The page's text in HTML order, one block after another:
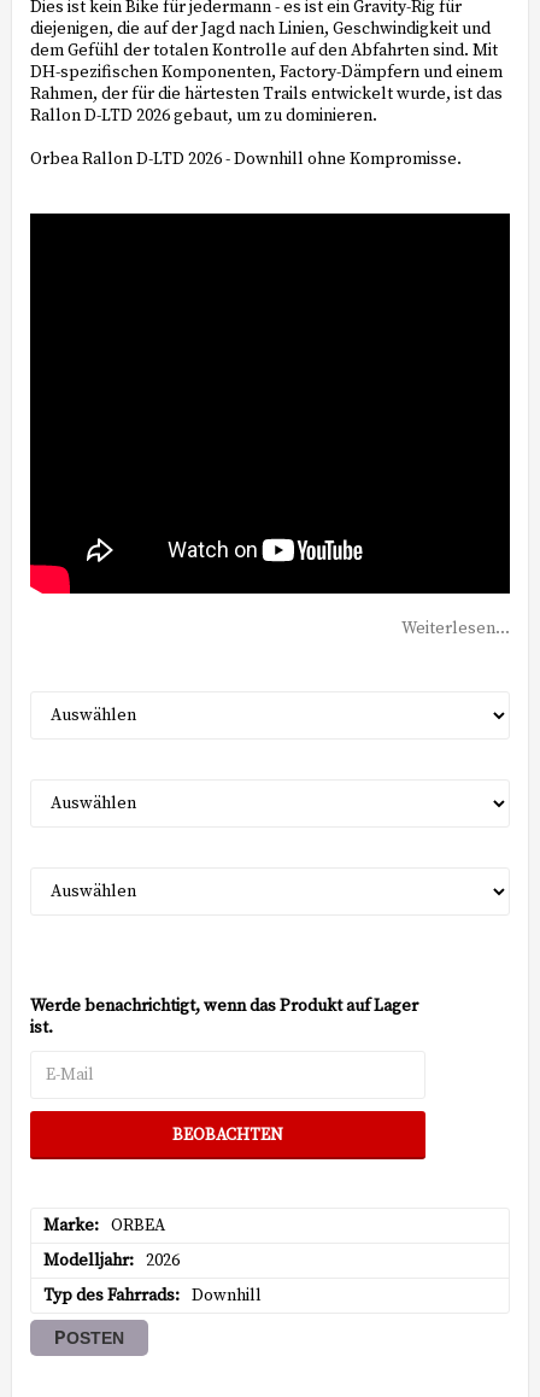
Dies ist kein Bike für jedermann - es ist ein Gravity-Rig für
diejenigen, die auf der Jagd nach Linien, Geschwindigkeit und
dem Gefühl der totalen Kontrolle auf den Abfahrten sind. Mit
DH-spezifischen Komponenten, Factory-Dämpfern und einem
Rahmen, der für die härtesten Trails entwickelt wurde, ist das
Rallon D-LTD 2026 gebaut, um zu dominieren.
Orbea Rallon D-LTD 2026 - Downhill ohne Kompromisse.
Weiterlesen...
Werde benachrichtigt, wenn das Produkt auf Lager
ist.
BEOBACHTEN
Marke
ORBEA
Modelljahr
2026
Typ des Fahrrads
Downhill
POSTEN